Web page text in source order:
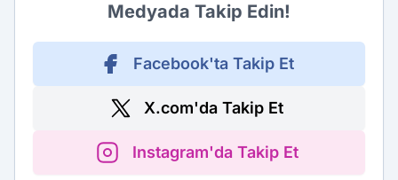
Medyada Takip Edin!
Facebook'ta Takip Et
X.com'da Takip Et
Instagram'da Takip Et